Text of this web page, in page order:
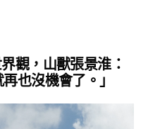
觀，山獸張景淮：
也沒機會了。」